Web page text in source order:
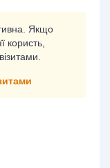
Якщо
користь,